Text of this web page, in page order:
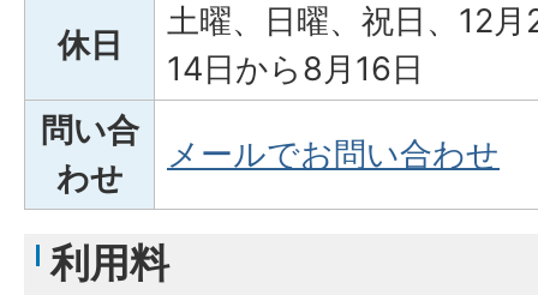
休日
土曜、日曜、祝日、12
14日から8月16日
問い合
わせ
メールでお問い合わせ
利用料